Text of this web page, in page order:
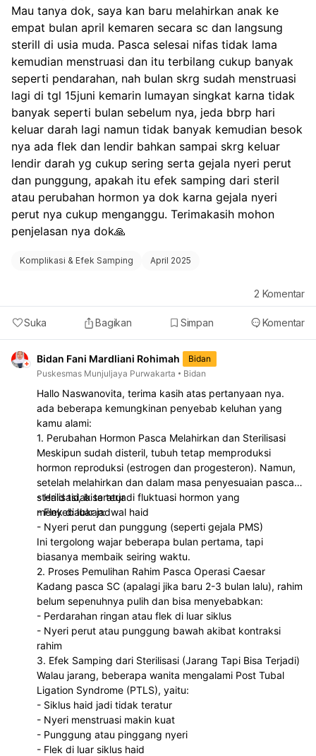
Mau tanya dok, saya kan baru melahirkan anak ke
empat bulan april kemaren secara sc dan langsung
sterill di usia muda. Pasca selesai nifas tidak lama
kemudian menstruasi dan itu terbilang cukup banyak
seperti pendarahan, nah bulan skrg sudah menstruasi
lagi di tgl 15juni kemarin lumayan singkat karna tidak
banyak seperti bulan sebelum nya, jeda bbrp hari
keluar darah lagi namun tidak banyak kemudian besok
nya ada flek dan lendir bahkan sampai skrg keluar
lendir darah yg cukup sering serta gejala nyeri perut
dan punggung, apakah itu efek samping dari steril
atau perubahan hormon ya dok karna gejala nyeri
perut nya cukup menganggu. Terimakasih mohon
penjelasan nya dok🙏
Komplikasi & Efek Samping April 2025
Suka Bagikan Simpan Komentar
2 Komentar
Bidan Fani Mardliani Rohimah
Bidan
Puskesmas Munjuljaya Purwakarta
Bidan
Hallo Naswanovita, terima kasih atas pertanyaan nya.
ada beberapa kemungkinan penyebab keluhan yang
kamu alami:
1. Perubahan Hormon Pasca Melahirkan dan Sterilisasi
Meskipun sudah disteril, tubuh tetap memproduksi
hormon reproduksi (estrogen dan progesteron). Namun,
setelah melahirkan dan dalam masa penyesuaian pasca
sterilisasi, bisa terjadi fluktuasi hormon yang
menyebabkan:
- Haid tidak teratur
- Flek di luar jadwal haid
- Nyeri perut dan punggung (seperti gejala PMS)
Ini tergolong wajar beberapa bulan pertama, tapi
biasanya membaik seiring waktu.
2. Proses Pemulihan Rahim Pasca Operasi Caesar
Kadang pasca SC (apalagi jika baru 2-3 bulan lalu), rahim
belum sepenuhnya pulih dan bisa menyebabkan:
- Perdarahan ringan atau flek di luar siklus
- Nyeri perut atau punggung bawah akibat kontraksi
rahim
3. Efek Samping dari Sterilisasi (Jarang Tapi Bisa Terjadi)
Walau jarang, beberapa wanita mengalami Post Tubal
Ligation Syndrome (PTLS), yaitu:
- Siklus haid jadi tidak teratur
- Nyeri menstruasi makin kuat
- Punggung atau pinggang nyeri
- Flek di luar siklus haid